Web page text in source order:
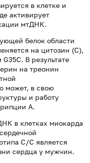
в клетке и
активирует
мтДНК.
белок области
на цитозин (С),
В результате
на треонин
может, в свою
и работу
А.
в клетках миокарда
С/С является
сердца у мужчин.